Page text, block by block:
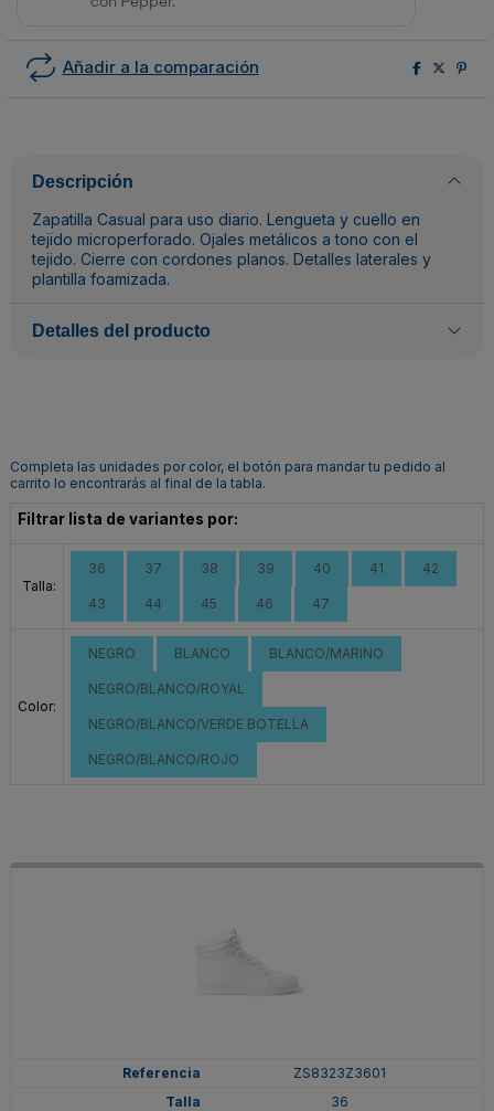
Añadir a la comparación
Descripción
Zapatilla Casual para uso diario. Lengueta y cuello en
tejido microperforado. Ojales metálicos a tono con el
tejido. Cierre con cordones planos. Detalles laterales y
plantilla foamizada.
Detalles del producto
Completa las unidades por color, el botón para mandar tu pedido al
carrito lo encontrarás al final de la tabla.
Filtrar lista de variantes por:
Talla:
36 37 38 39 40 41 42
43 44 45 46 47
Color:
NEGRO BLANCO BLANCO/MARINO
NEGRO/BLANCO/ROYAL
NEGRO/BLANCO/VERDE BOTELLA
NEGRO/BLANCO/ROJO
ZS8323Z3601
36